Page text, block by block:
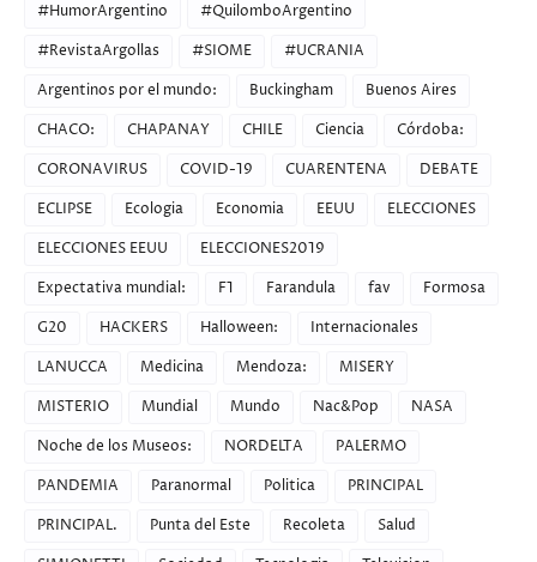
#HumorArgentino
#QuilomboArgentino
#RevistaArgollas
#SIOME
#UCRANIA
Argentinos por el mundo:
Buckingham
Buenos Aires
CHACO:
CHAPANAY CHILE Ciencia
Córdoba:
CORONAVIRUS
COVID-19 CUARENTENA
DEBATE
ECLIPSE
Ecologia Economia EEUU
ELECCIONES
ELECCIONES EEUU
ELECCIONES2019
Expectativa mundial:
F1 Farandula fav
Formosa
G20
HACKERS Halloween:
Internacionales
LANUCCA
Medicina Mendoza:
MISERY
MISTERIO
Mundial Mundo Nac&Pop
NASA
Noche de los Museos:
NORDELTA
PALERMO
PANDEMIA
Paranormal Politica
PRINCIPAL
PRINCIPAL.
Punta del Este Recoleta
Salud